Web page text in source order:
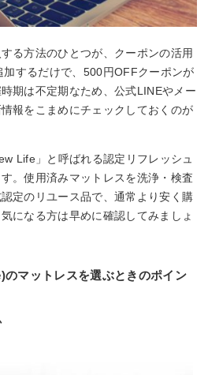
る方法のひとつが、クーポンの活用
するだけで、500円OFFクーポンが
期は不定期なため、公式LINEやメー
報をこまめにチェックしておくのが
Life」と呼ばれる認定リフレッシュ
。使用済みマットレスを洗浄・検査
定のリユース品で、通常より安く購
になる方は早めに確認してみましょ
マットレスを選ぶときのポイン